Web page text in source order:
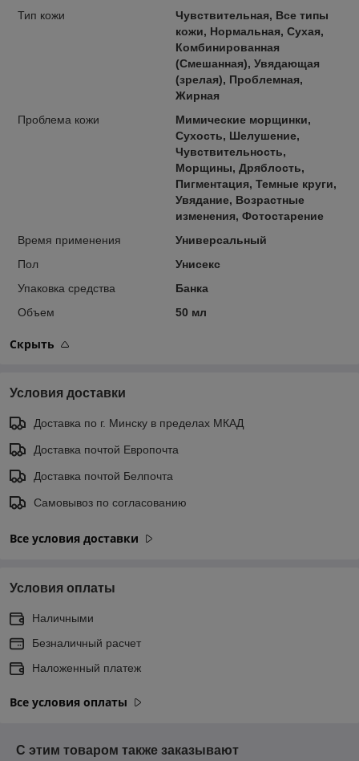
Тип кожи
Чувствительная, Все типы
кожи, Нормальная, Сухая,
Комбинированная
(Смешанная), Увядающая
(зрелая), Проблемная,
Жирная
Проблема кожи
Мимические морщинки,
Сухость, Шелушение,
Чувствительность,
Морщины, Дряблость,
Пигментация, Темные круги,
Увядание, Возрастные
изменения, Фотостарение
Время применения
Универсальный
Пол
Унисекс
Упаковка средства
Банка
Объем
50 мл
Скрыть
Условия доставки
Доставка по г. Минску в пределах МКАД
Доставка почтой Европочта
Доставка почтой Белпочта
Самовывоз по согласованию
Все условия доставки
Условия оплаты
Наличными
Безналичный расчет
Наложенный платеж
Все условия оплаты
С этим товаром также заказывают